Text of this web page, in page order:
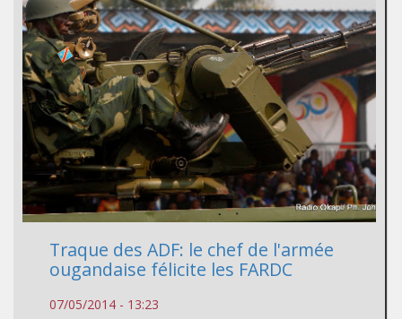
Traque des ADF: le chef de l'armée
ougandaise félicite les FARDC
07/05/2014 - 13:23